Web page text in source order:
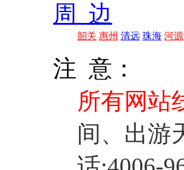
周 边
韶关 惠州 清远 珠海 河源
注 意：
所有网站
间、出游